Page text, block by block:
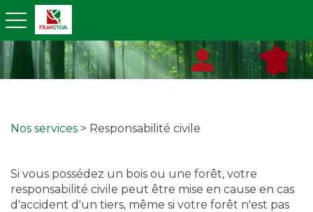
toggle navigation
Nos services > Responsabilité civile
Si vous possédez un bois ou une forêt, votre
responsabilité civile peut être mise en cause en cas
d'accident d'un tiers, même si votre forêt n'est pas